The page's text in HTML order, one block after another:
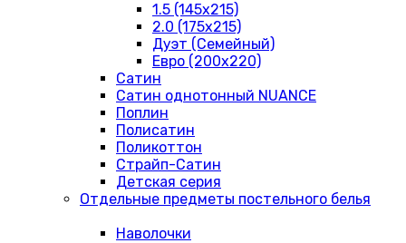
1.5 (145х215)
2.0 (175х215)
Дуэт (Семейный)
Евро (200х220)
Сатин
Сатин однотонный NUANCE
Поплин
Полисатин
Поликоттон
Страйп-Сатин
Детская серия
Отдельные предметы постельного белья
Наволочки